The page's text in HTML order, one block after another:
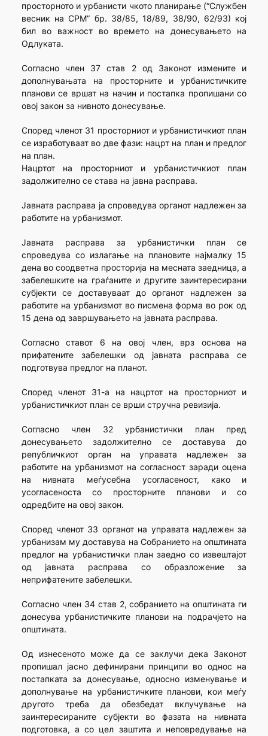
просторното и урбанисти чкото планирање (“Службен
весник на СРМ” бр. 38/85, 18/89, 38/90, 62/93) кој
бил во важност во времето на донесувањето на
Одлуката.
Согласно член 37 став 2 од Законот измените и
дополнувањата на просторните и урбанистичките
планови се вршат на начин и постапка пропишани со
овој закон за нивното донесување.
Според членот 31 просторниот и урбанистичкиот план
се изработуваат во две фази: нацрт на план и предлог
на план.
Нацртот на просторниот и урбанистичкиот план
задолжително се става на јавна расправа.
Јавната расправа ја спроведува органот надлежен за
работите на урбанизмот.
Јавната расправа за урбанистички план се
спроведува со излагање на плановите најмалку 15
дена во соодветна просторија на месната заедница, а
забелешките на граѓаните и другите заинтересирани
субјекти се доставуваат до органот надлежен за
работите на урбанизмот во писмена форма во рок од
15 дена од завршувањето на јавната расправа.
Согласно ставот 6 на овој член, врз основа на
прифатените забелешки од јавната расправа се
подготвува предлог на планот.
Според членот 31-а на нацртот на просторниот и
урбанистичкиот план се врши стручна ревизија.
Согласно член 32 урбанистички план пред
донесувањето задолжително се доставува до
републичкиот орган на управата надлежен за
работите на урбанизмот на согласност заради оцена
на нивната меѓусебна усогласеност, како и
усогласеноста со просторните планови и со
одредбите на овој закон.
Според членот 33 органот на управата надлежен за
урбанизам му доставува на Собранието на општината
предлог на урбанистички план заедно со извештајот
од јавната расправа со образложение за
неприфатените забелешки.
Согласно член 34 став 2, собранието на општината ги
донесува урбанистичките планови на подрачјето на
општината.
Од изнесеното може да се заклучи дека Законот
пропишал јасно дефинирани принципи во однос на
постапката за донесување, односно изменување и
дополнување на урбанистичките планови, кои меѓу
другото треба да обезбедат вклучување на
заинтересираните субјекти во фазата на нивната
подготовка, а со цел заштита и неповредување на